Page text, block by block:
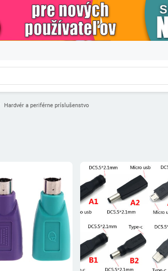
Hardvér a periférne príslušenstvo